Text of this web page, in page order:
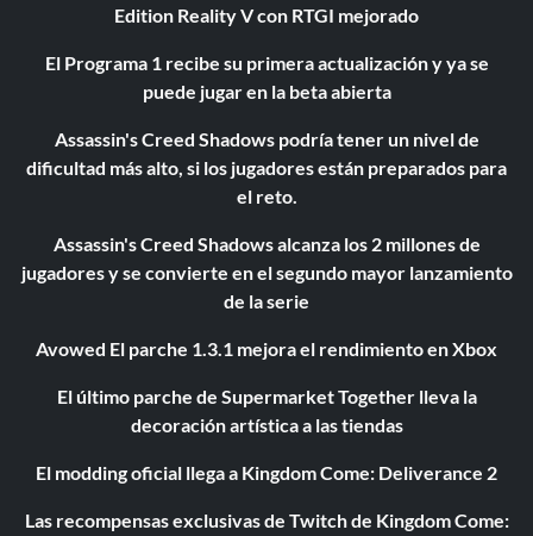
Edition Reality V con RTGI mejorado
El Programa 1 recibe su primera actualización y ya se
puede jugar en la beta abierta
Assassin's Creed Shadows podría tener un nivel de
dificultad más alto, si los jugadores están preparados para
el reto.
Assassin's Creed Shadows alcanza los 2 millones de
jugadores y se convierte en el segundo mayor lanzamiento
de la serie
Avowed El parche 1.3.1 mejora el rendimiento en Xbox
El último parche de Supermarket Together lleva la
decoración artística a las tiendas
El modding oficial llega a Kingdom Come: Deliverance 2
Las recompensas exclusivas de Twitch de Kingdom Come: